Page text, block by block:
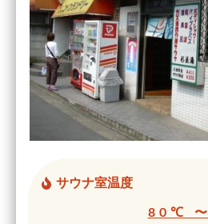
サウナ室温度
80℃ 〜